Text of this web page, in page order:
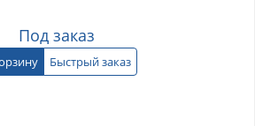
Под заказ
Быстрый заказ